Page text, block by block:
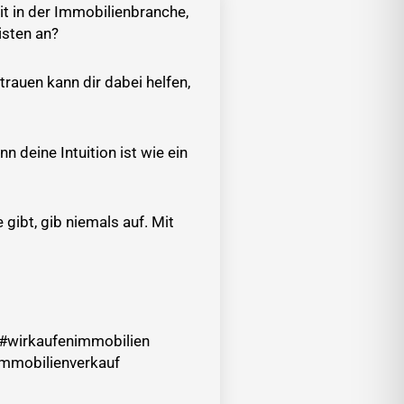
in der Immobilienbranche,
an?
kann dir dabei helfen,
deine Intuition ist wie ein
gibt, gib niemals auf. Mit